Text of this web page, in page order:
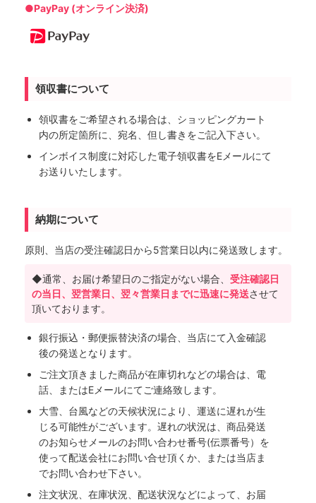
●PayPay (オンライン決済)
領収書について
領収書をご希望される場合は、ショッピングカート
内の所定箇所に、宛名、但し書きをご記入下さい。
インボイス制度に対応した電子領収書をEメールにて
お送りいたします。
納期について
原則、当店の受注確認日から5営業日以内に発送致します。
◆通常、お届け希望日のご指定がない場合、 受注確認日
の当日、翌営業日、翌々営業日までに迅速に発送させて
頂いております。
銀行振込・郵便振替決済の場合、当店にて入金確認
後の発送となります。
ご注文頂きました商品が在庫切れなどの場合は、電
話、またはEメールにてご連絡致します。
大雪、台風などの天候状況により、運送に遅れが生
じる可能性がございます。遅れの状況は、商品発送
のお知らせメールのお問い合わせ番号(伝票番号）を
使って配送会社にお問い合せ頂くか、または当店ま
でお問い合わせ下さい。
注文状況、在庫状況、配送状況などによって、お届